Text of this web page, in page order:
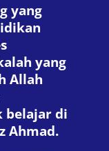
yang
yang
Allah
belajar di
Ahmad.